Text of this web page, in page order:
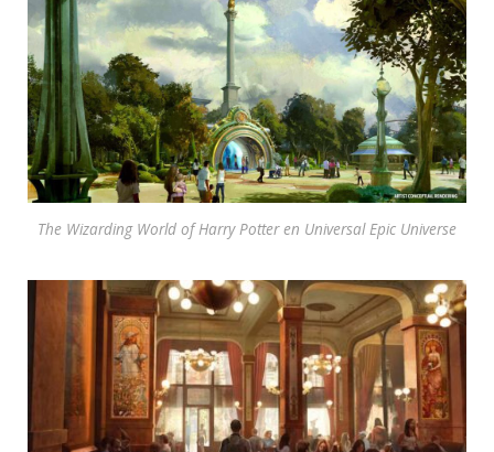
The Wizarding World of Harry Potter en Universal Epic Universe